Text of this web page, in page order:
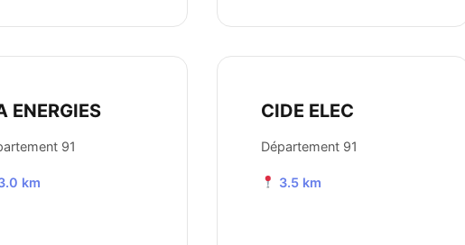
ENERGIES
91
km
CIDE ELEC
Département 91
3.5 km